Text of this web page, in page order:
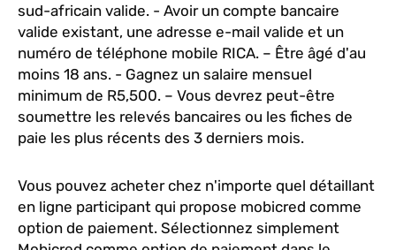
sud-africain valide. - Avoir un compte bancaire
valide existant, une adresse e-mail valide et un
numéro de téléphone mobile RICA. – Être âgé d'au
moins 18 ans. - Gagnez un salaire mensuel
minimum de R5,500. – Vous devrez peut-être
soumettre les relevés bancaires ou les fiches de
paie les plus récents des 3 derniers mois.
Vous pouvez acheter chez n'importe quel détaillant
en ligne participant qui propose mobicred comme
option de paiement. Sélectionnez simplement